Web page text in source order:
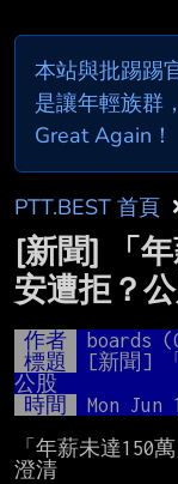
本站與批踢踢
是讓年輕族群
Great Again！
PTT.BEST 首頁
[新聞] 「
安遭拒？
作者 boards
標題
[新聞]
公股
時間
Mon Jun
「年薪未達150
澄清